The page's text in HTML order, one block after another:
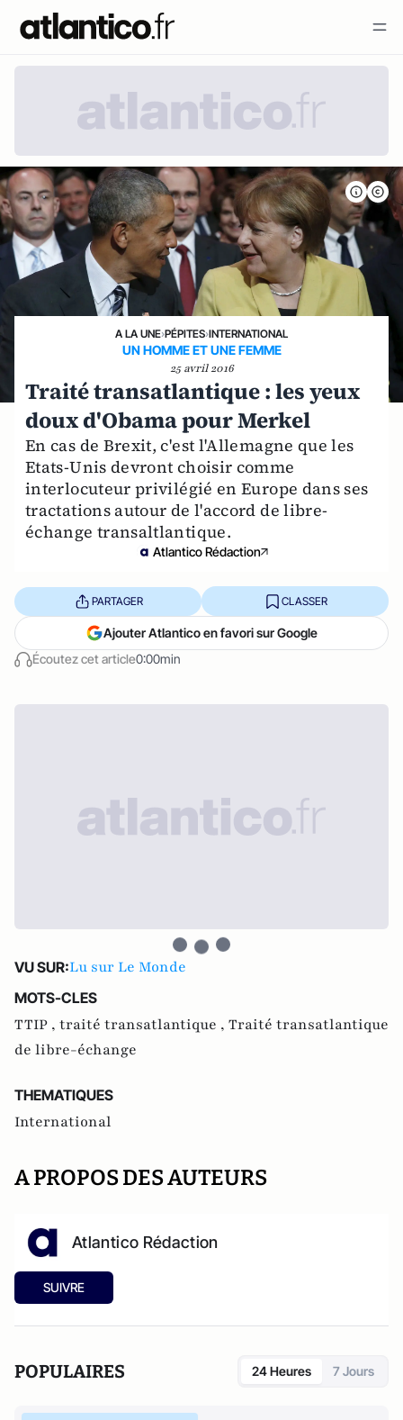
A LA UNE›PÉPITES›INTERNATIONAL
UN HOMME ET UNE FEMME
25 avril 2016
Traité transatlantique : les yeux
doux d'Obama pour Merkel
En cas de Brexit, c'est l'Allemagne que les
Etats-Unis devront choisir comme
interlocuteur privilégié en Europe dans ses
tractations autour de l'accord de libre-
échange transaltlantique.
Atlantico Rédaction
Écoutez cet article0:00min
PARTAGER CLASSER
Ajouter Atlantico en favori sur Google
VU SUR:Lu sur Le Monde
MOTS-CLES
TTIP , traité transatlantique , Traité transatlantique
de libre-échange
THEMATIQUES
International
A PROPOS DES AUTEURS
Atlantico Rédaction
SUIVRE
POPULAIRES 24 Heures 7 Jours